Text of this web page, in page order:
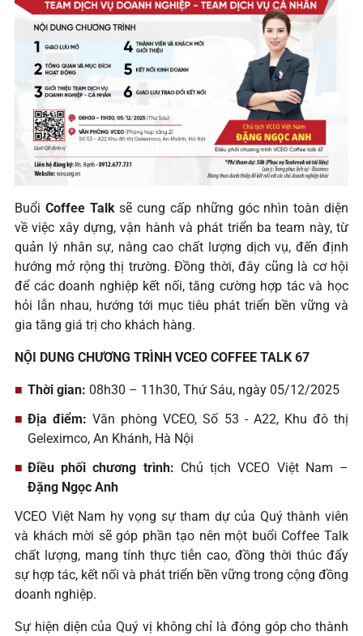
Buổi Coffee Talksẽ cung cấp những góc nhìn toàn diện
về việc xây dựng, vận hành và phát triển ba team này, từ
quản lý nhân sự, nâng cao chất lượng dịch vụ, đến định
hướng mở rộng thị trường. Đồng thời, đây cũng là cơ hội
để các doanh nghiệp kết nối, tăng cường hợp tác và học
hỏi lẫn nhau, hướng tới mục tiêu phát triển bền vững và
gia tăng giá trị cho khách hàng.
NỘI DUNG CHƯƠNG TRÌNH VCEO COFFEE TALK 67
Thời gian: 08h30 – 11h30, Thứ Sáu, ngày 05/12/2025
Địa điểm: Văn phòng VCEO, Số 53 - A22, Khu đô thị
Geleximco, An Khánh, Hà Nội
Điều phối chương trình: Chủ tịch VCEO Việt Nam –
Đặng Ngọc Anh
VCEO Việt Nam hy vọng sự tham dự của Quý thành viên
và khách mời sẽ góp phần tạo nên một buổi Coffee Talk
chất lượng, mang tính thực tiễn cao, đồng thời thúc đẩy
sự hợp tác, kết nối và phát triển bền vững trong cộng đồng
doanh nghiệp.
Sự hiện diện của Quý vị không chỉ là đóng góp cho thành